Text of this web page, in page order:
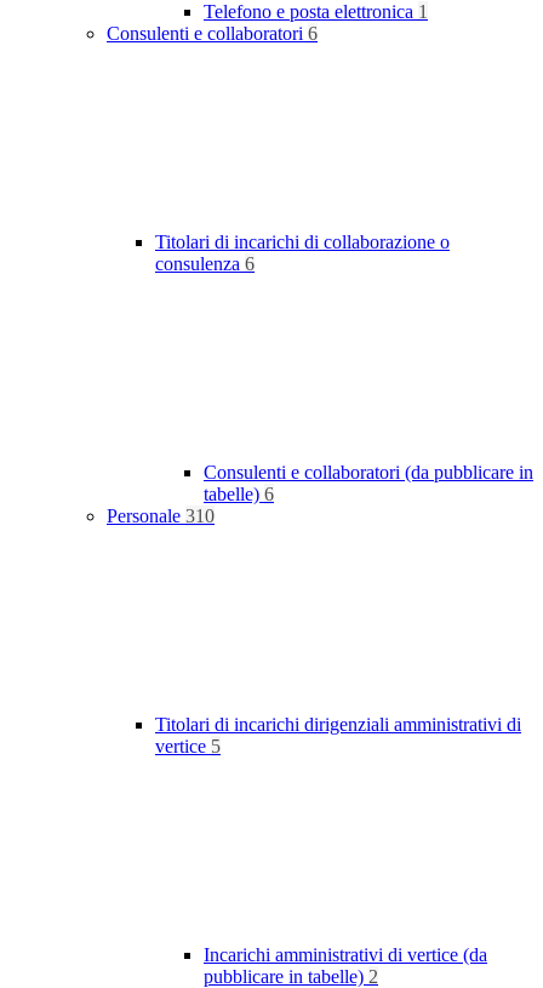
Telefono e posta elettronica 1
Consulenti e collaboratori 6
Titolari di incarichi di collaborazione o
consulenza 6
Consulenti e collaboratori (da pubblicare in
tabelle) 6
Personale 310
Titolari di incarichi dirigenziali amministrativi di
vertice 5
Incarichi amministrativi di vertice (da
pubblicare in tabelle) 2